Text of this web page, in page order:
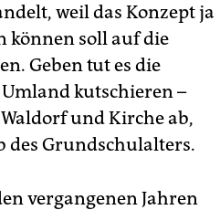
weil das Konzept ja
können soll auf die
Geben tut es die
kutschieren –
und Kirche ab,
des Grundschulalters.
vergangenen Jahren